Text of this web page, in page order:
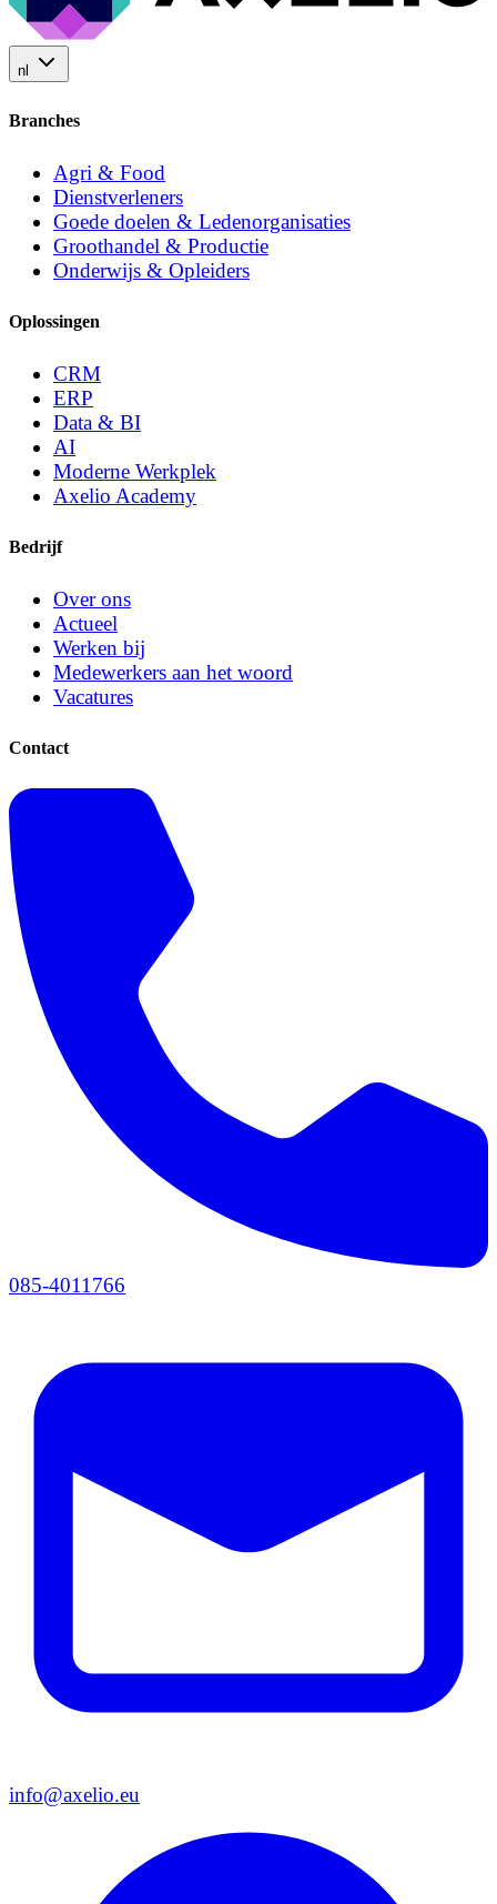
nl
Branches
Agri & Food
Dienstverleners
Goede doelen & Ledenorganisaties
Groothandel & Productie
Onderwijs & Opleiders
Oplossingen
CRM
ERP
Data & BI
AI
Moderne Werkplek
Axelio Academy
Bedrijf
Over ons
Actueel
Werken bij
Medewerkers aan het woord
Vacatures
Contact
085-4011766
info@axelio.eu